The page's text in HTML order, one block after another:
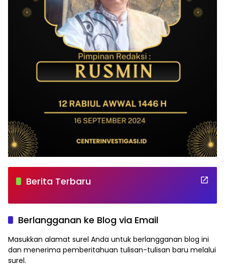
Berita Terbaru
Berlangganan ke Blog via Email
Masukkan alamat surel Anda untuk berlangganan blog ini
dan menerima pemberitahuan tulisan-tulisan baru melalui
surel.